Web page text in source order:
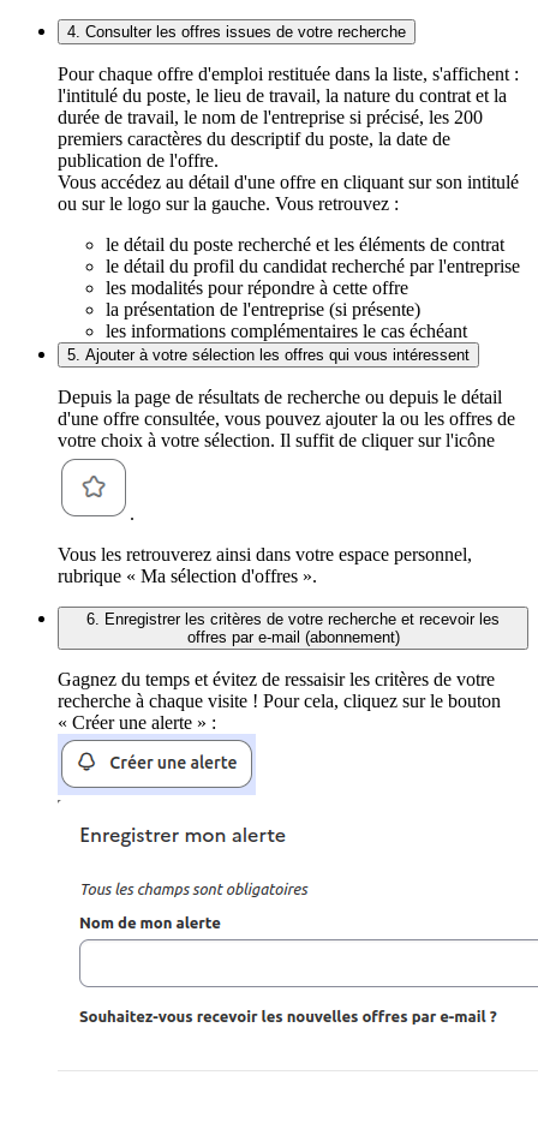
4. Consulter les offres issues de votre recherche
Pour chaque offre d'emploi restituée dans la liste, s'affichent :
l'intitulé du poste, le lieu de travail, la nature du contrat et la
durée de travail, le nom de l'entreprise si précisé, les 200
premiers caractères du descriptif du poste, la date de
publication de l'offre.
Vous accédez au détail d'une offre en cliquant sur son intitulé
ou sur le logo sur la gauche. Vous retrouvez :
le détail du poste recherché et les éléments de contrat
le détail du profil du candidat recherché par l'entreprise
les modalités pour répondre à cette offre
la présentation de l'entreprise (si présente)
les informations complémentaires le cas échéant
5. Ajouter à votre sélection les offres qui vous intéressent
Depuis la page de résultats de recherche ou depuis le détail
d'une offre consultée, vous pouvez ajouter la ou les offres de
votre choix à votre sélection. Il suffit de cliquer sur l'icône
.
Vous les retrouverez ainsi dans votre espace personnel,
rubrique « Ma sélection d'offres ».
6. Enregistrer les critères de votre recherche et recevoir les
offres par e-mail (abonnement)
Gagnez du temps et évitez de ressaisir les critères de votre
recherche à chaque visite ! Pour cela, cliquez sur le bouton
« Créer une alerte » :